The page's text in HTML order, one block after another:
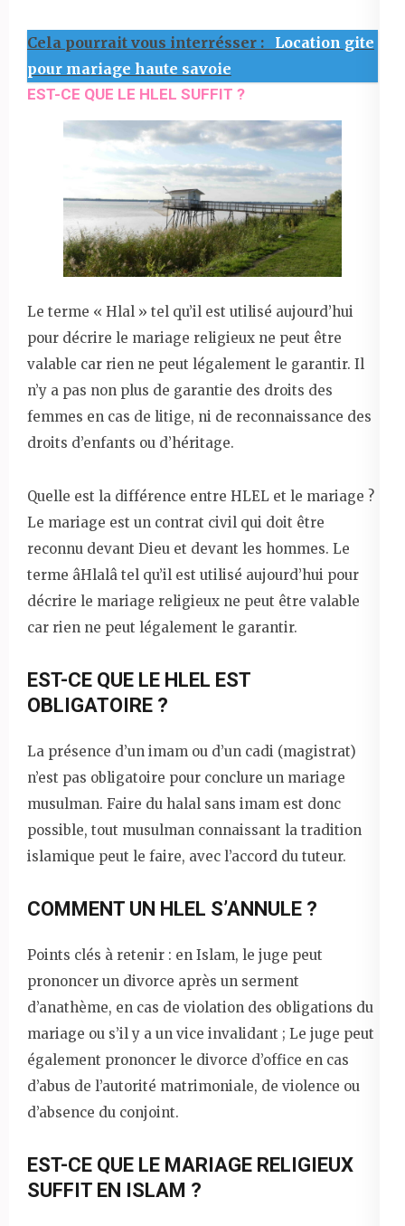
Cela pourrait vous interrésser :
Location gite
pour mariage haute savoie
EST-CE QUE LE HLEL SUFFIT ?
Le terme « Hlal » tel qu’il est utilisé aujourd’hui
pour décrire le mariage religieux ne peut être
valable car rien ne peut légalement le garantir. Il
n’y a pas non plus de garantie des droits des
femmes en cas de litige, ni de reconnaissance des
droits d’enfants ou d’héritage.
Quelle est la différence entre HLEL et le mariage ?
Le mariage est un contrat civil qui doit être
reconnu devant Dieu et devant les hommes. Le
terme âHlalâ tel qu’il est utilisé aujourd’hui pour
décrire le mariage religieux ne peut être valable
car rien ne peut légalement le garantir.
EST-CE QUE LE HLEL EST
OBLIGATOIRE ?
La présence d’un imam ou d’un cadi (magistrat)
n’est pas obligatoire pour conclure un mariage
musulman. Faire du halal sans imam est donc
possible, tout musulman connaissant la tradition
islamique peut le faire, avec l’accord du tuteur.
COMMENT UN HLEL S’ANNULE ?
Points clés à retenir : en Islam, le juge peut
prononcer un divorce après un serment
d’anathème, en cas de violation des obligations du
mariage ou s’il y a un vice invalidant ; Le juge peut
également prononcer le divorce d’office en cas
d’abus de l’autorité matrimoniale, de violence ou
d’absence du conjoint.
EST-CE QUE LE MARIAGE RELIGIEUX
SUFFIT EN ISLAM ?